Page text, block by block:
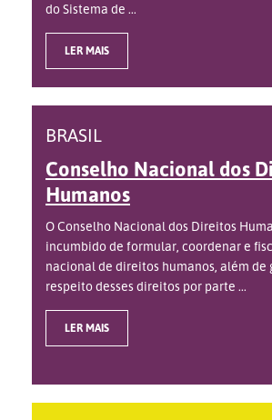
do Sistema de ...
LER MAIS
BRASIL
Conselho Nacional dos
Humanos
O Conselho Nacional dos Direitos
incumbido de formular, coordenar e
nacional de direitos humanos, além de
respeito desses direitos por parte ...
LER MAIS